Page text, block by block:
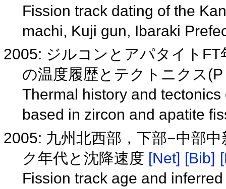
Fission track dating of the
machi, Kuji gun, Ibaraki
2005: ジルコンとアパタイト
の温度履歴とテクトニクス
Thermal history and
based in zircon and apatite
2005: 九州北西部，下部−中部
ク年代と沈降速度 [Net] [Bib]
Fission track age and